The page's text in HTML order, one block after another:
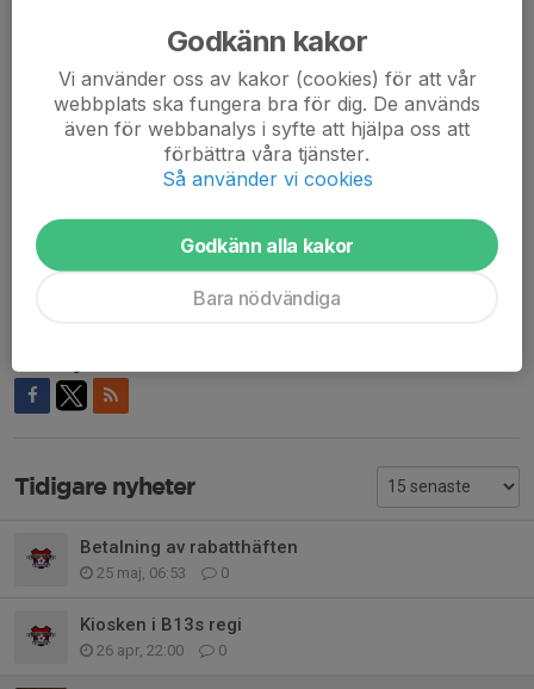
förtjänsten till 50 kr per extra
häfte till lagkassan. Kontakta John för att få fler häften.
# Leta upp John (Rasmus pappa) när ni hämtar/lämnar eller säg
till killarna att göra det för att få era häften.
Det är även numret som ni swishar betalning av häftena till för
att jag ska kunna göra en gemensam inbetalning till klubben,
skriv namn på spelare i swishmeddelanderutan och betala in så
Tidigare nyheter
Betalning av rabatthäften
25 maj, 06:53 0
Kiosken i B13s regi
26 apr, 22:00 0
Godkänn kakor
Vi använder oss av kakor (cookies) för att vår
webbplats ska fungera bra för dig. De används
även för webbanalys i syfte att hjälpa oss att
förbättra våra tjänster.
Så använder vi cookies
Godkänn alla kakor
Bara nödvändiga